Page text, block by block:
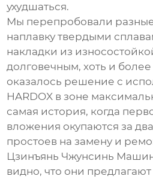
ухудшаться.
Мы перепробовали
наплавку твердыми
накладки из
долговечным, хоть и
оказалось решение с
HARDOX в зоне
самая история, когда
вложения окупаются за
простоев на замену и
Цзинъянь Чжунсинь
видно, что они